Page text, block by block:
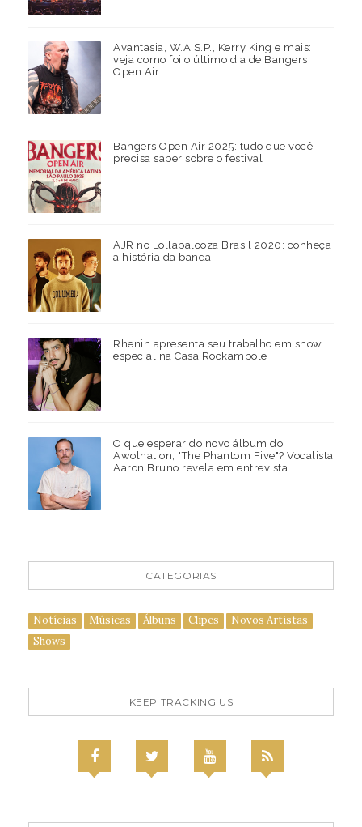
Avantasia, W.A.S.P., Kerry King e mais:
veja como foi o último dia de Bangers
Open Air
Bangers Open Air 2025: tudo que você
precisa saber sobre o festival
AJR no Lollapalooza Brasil 2020: conheça
a história da banda!
Rhenin apresenta seu trabalho em show
especial na Casa Rockambole
O que esperar do novo álbum do
Awolnation, "The Phantom Five"? Vocalista
Aaron Bruno revela em entrevista
CATEGORIAS
Notícias Músicas Álbuns Clipes
Novos Artistas
Shows
KEEP TRACKING US